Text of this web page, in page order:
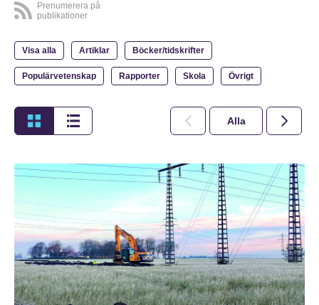
Prenumerera på
publikationer
Visa alla Artiklar Böcker/tidskrifter
Populärvetenskap Rapporter Skola Övrigt
Alla 2026